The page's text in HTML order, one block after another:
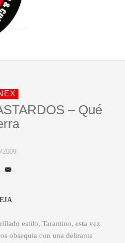
EN EXVITA [RELATIVA
INTERPRETANDO A SERRAT
– Qué
2009
estilo, Tarantino, esta vez
obsequia con una delirante